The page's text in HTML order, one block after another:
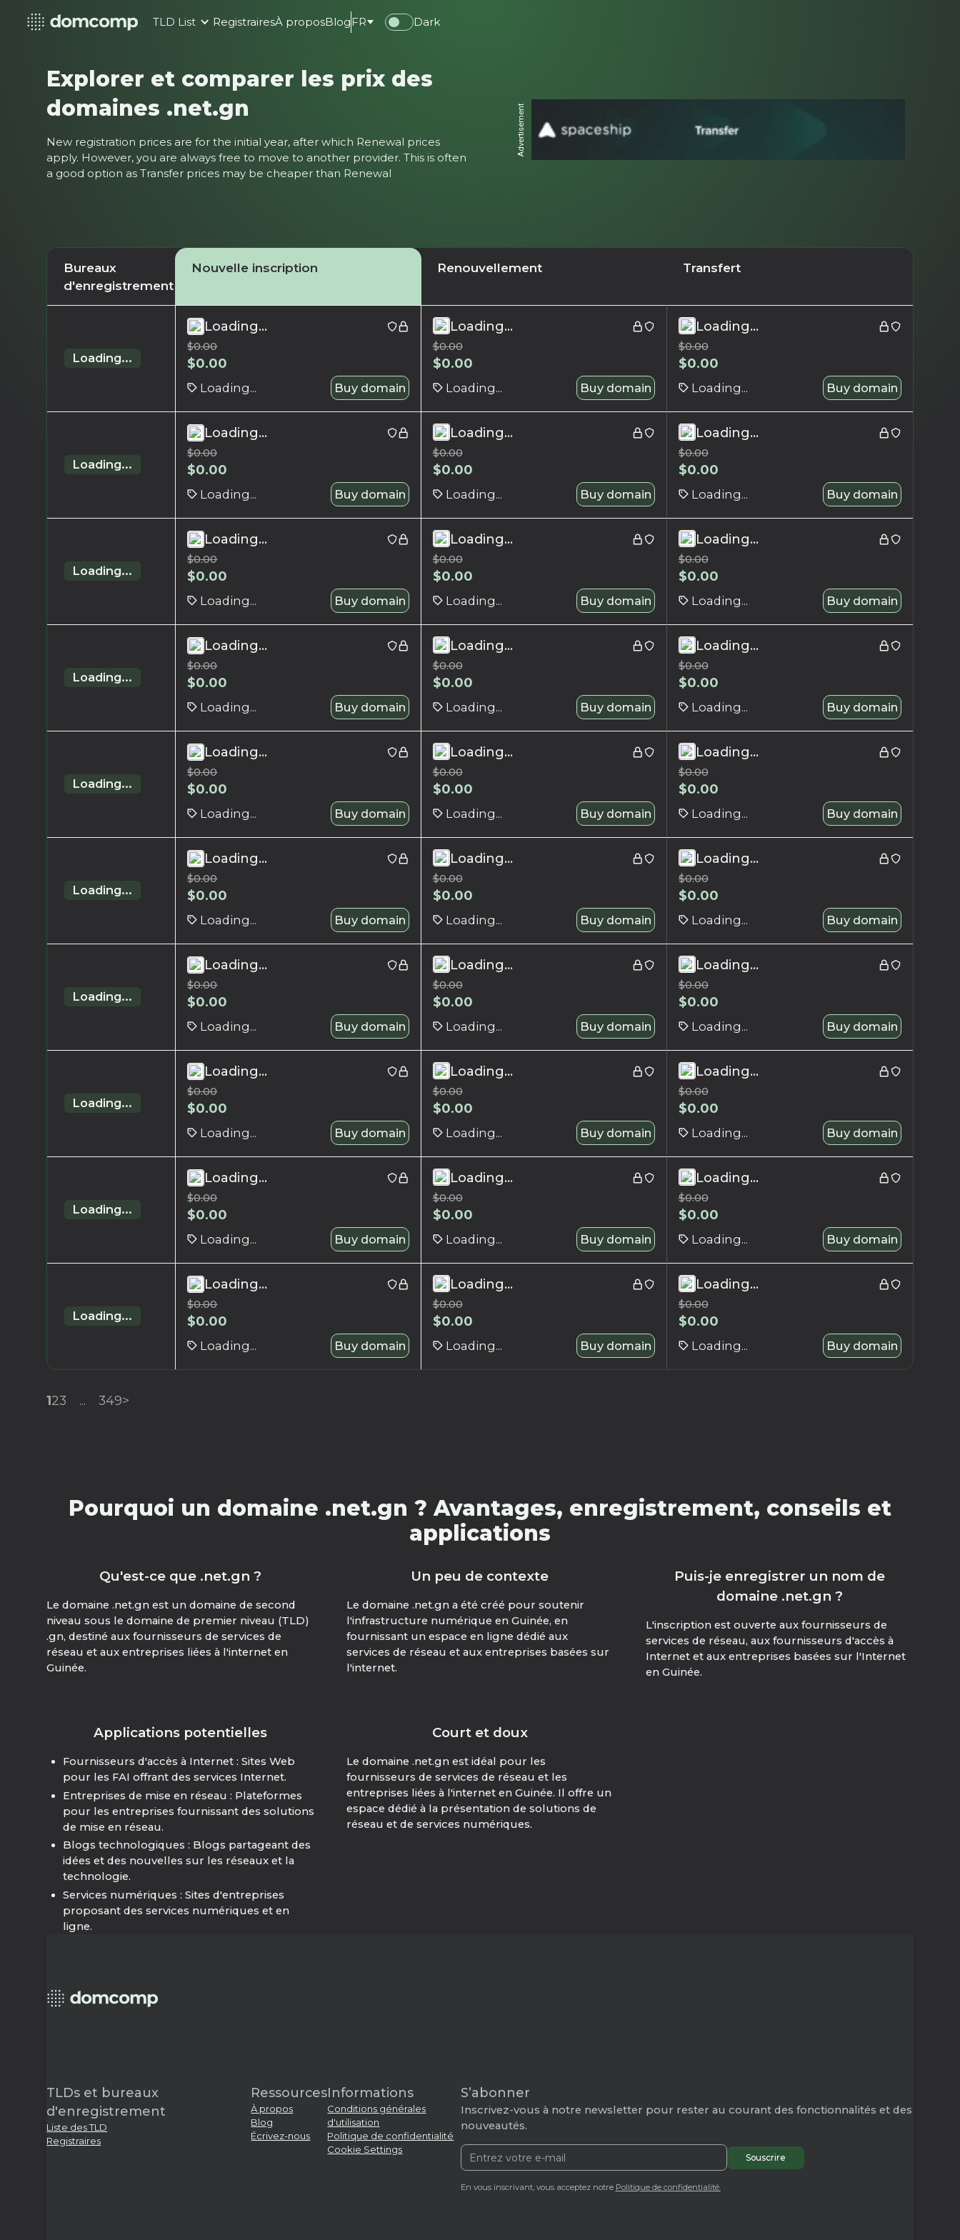
TLD List RegistrairesÀ proposBlog FR Dark
Explorer et comparer les prix des
domaines .net.gn
New registration prices are for the initial year, after which Renewal prices
apply. However, you are always free to move to another provider. This is often
a good option as Transfer prices may be cheaper than Renewal
Advertisement
Bureaux
d'enregistrement
Nouvelle inscription Renouvellement Transfert
Loading...
Loading...
$0.00
$0.00
Loading... Buy domain
Loading...
$0.00
$0.00
Loading... Buy domain
Loading...
$0.00
$0.00
Loading... Buy domain
Loading...
Loading...
$0.00
$0.00
Loading... Buy domain
Loading...
$0.00
$0.00
Loading... Buy domain
Loading...
$0.00
$0.00
Loading... Buy domain
Loading...
Loading...
$0.00
$0.00
Loading... Buy domain
Loading...
$0.00
$0.00
Loading... Buy domain
Loading...
$0.00
$0.00
Loading... Buy domain
Loading...
Loading...
$0.00
$0.00
Loading... Buy domain
Loading...
$0.00
$0.00
Loading... Buy domain
Loading...
$0.00
$0.00
Loading... Buy domain
Loading...
Loading...
$0.00
$0.00
Loading... Buy domain
Loading...
$0.00
$0.00
Loading... Buy domain
Loading...
$0.00
$0.00
Loading... Buy domain
Loading...
Loading...
$0.00
$0.00
Loading... Buy domain
Loading...
$0.00
$0.00
Loading... Buy domain
Loading...
$0.00
$0.00
Loading... Buy domain
Loading...
Loading...
$0.00
$0.00
Loading... Buy domain
Loading...
$0.00
$0.00
Loading... Buy domain
Loading...
$0.00
$0.00
Loading... Buy domain
Loading...
Loading...
$0.00
$0.00
Loading... Buy domain
Loading...
$0.00
$0.00
Loading... Buy domain
Loading...
$0.00
$0.00
Loading... Buy domain
Loading...
Loading...
$0.00
$0.00
Loading... Buy domain
Loading...
$0.00
$0.00
Loading... Buy domain
Loading...
$0.00
$0.00
Loading... Buy domain
Loading...
Loading...
$0.00
$0.00
Loading... Buy domain
Loading...
$0.00
$0.00
Loading... Buy domain
Loading...
$0.00
$0.00
Loading... Buy domain
123 ... 349>
Pourquoi un domaine .net.gn ? Avantages, enregistrement, conseils et
applications
Qu'est-ce que .net.gn ?
Le domaine .net.gn est un domaine de second
niveau sous le domaine de premier niveau (TLD)
.gn, destiné aux fournisseurs de services de
réseau et aux entreprises liées à l'internet en
Guinée.
Un peu de contexte
Le domaine .net.gn a été créé pour soutenir
l'infrastructure numérique en Guinée, en
fournissant un espace en ligne dédié aux
services de réseau et aux entreprises basées sur
l'internet.
Puis-je enregistrer un nom de
domaine .net.gn ?
L'inscription est ouverte aux fournisseurs de
services de réseau, aux fournisseurs d'accès à
Internet et aux entreprises basées sur l'Internet
en Guinée.
Applications potentielles
Fournisseurs d'accès à Internet : Sites Web
pour les FAI offrant des services Internet.
Entreprises de mise en réseau : Plateformes
pour les entreprises fournissant des solutions
de mise en réseau.
Blogs technologiques : Blogs partageant des
idées et des nouvelles sur les réseaux et la
technologie.
Services numériques : Sites d'entreprises
proposant des services numériques et en
ligne.
Court et doux
Le domaine .net.gn est idéal pour les
fournisseurs de services de réseau et les
entreprises liées à l'internet en Guinée. Il offre un
espace dédié à la présentation de solutions de
réseau et de services numériques.
TLDs et bureaux
d'enregistrement
Liste des TLD
Registraires
Ressources
À propos
Blog
Écrivez-nous
Informations
Conditions générales
d'utilisation
Politique de confidentialité
Cookie Settings
S’abonner
Inscrivez-vous à notre newsletter pour rester au courant des fonctionnalités et des
nouveautés.
En vous inscrivant, vous acceptez notre Politique de confidentialité.